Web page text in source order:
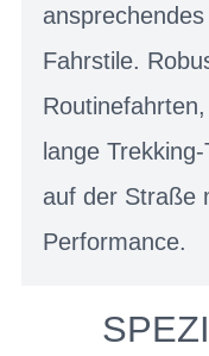
Fahrstile.
lange
auf der Straße
Performance.